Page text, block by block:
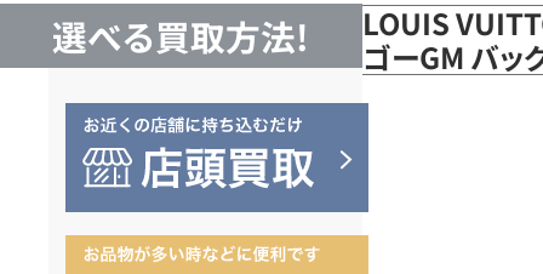
選べる買取方法!
LOUIS
ゴーGM バッ